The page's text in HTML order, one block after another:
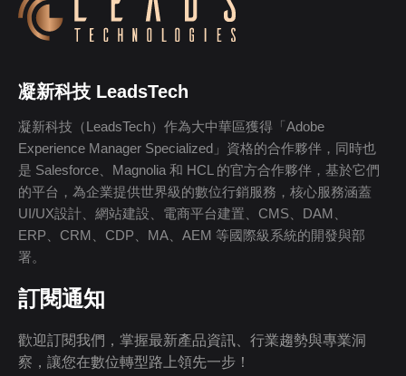
凝新科技 LeadsTech
凝新科技（LeadsTech）作為大中華區獲得「Adobe
Experience Manager Specialized」資格的合作夥伴，同時也
是 Salesforce、Magnolia 和 HCL 的官方合作夥伴，基於它們
的平台，為企業提供世界級的數位行銷服務，核心服務涵蓋
UI/UX設計、網站建設、電商平台建置、CMS、DAM、
ERP、CRM、CDP、MA、AEM 等國際級系統的開發與部
署。
訂閱通知
歡迎訂閱我們，掌握最新產品資訊、行業趨勢與專業洞
察，讓您在數位轉型路上領先一步！